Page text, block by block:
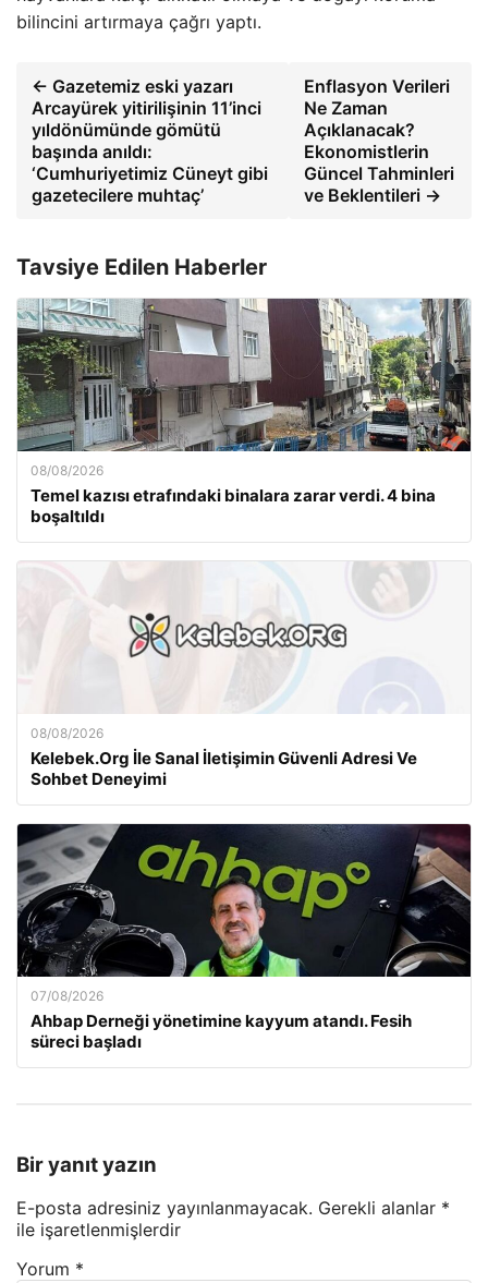
bilincini artırmaya çağrı yaptı.
← Gazetemiz eski yazarı
Arcayürek yitirilişinin 11’inci
yıldönümünde gömütü
başında anıldı:
‘Cumhuriyetimiz Cüneyt gibi
gazetecilere muhtaç’
Enflasyon Verileri
Ne Zaman
Açıklanacak?
Ekonomistlerin
Güncel Tahminleri
ve Beklentileri →
Tavsiye Edilen Haberler
08/08/2026
Temel kazısı etrafındaki binalara zarar verdi. 4 bina
boşaltıldı
08/08/2026
Kelebek.Org İle Sanal İletişimin Güvenli Adresi Ve
Sohbet Deneyimi
07/08/2026
Ahbap Derneği yönetimine kayyum atandı. Fesih
süreci başladı
Bir yanıt yazın
E-posta adresiniz yayınlanmayacak. Gerekli alanlar *
ile işaretlenmişlerdir
Yorum *